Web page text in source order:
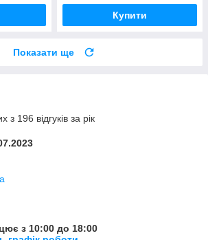
Купити
Показати ще
з 196 відгуків за рік
з 10:00 до 18:00